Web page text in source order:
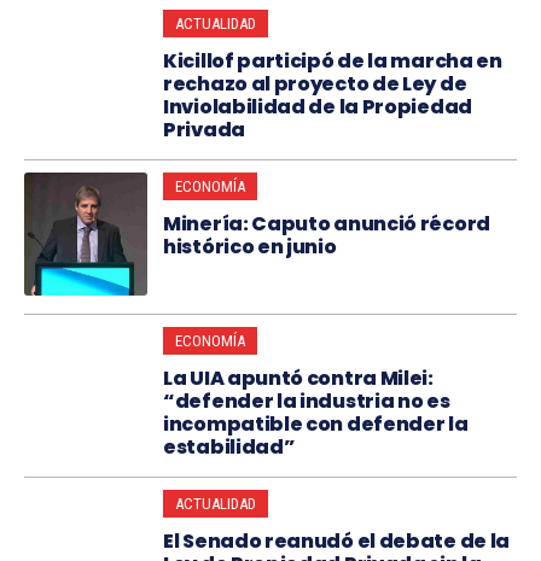
ACTUALIDAD
Kicillof participó de la marcha en
rechazo al proyecto de Ley de
Inviolabilidad de la Propiedad
Privada
ECONOMÍA
Minería: Caputo anunció récord
histórico en junio
ECONOMÍA
La UIA apuntó contra Milei:
“defender la industria no es
incompatible con defender la
estabilidad”
ACTUALIDAD
El Senado reanudó el debate de la